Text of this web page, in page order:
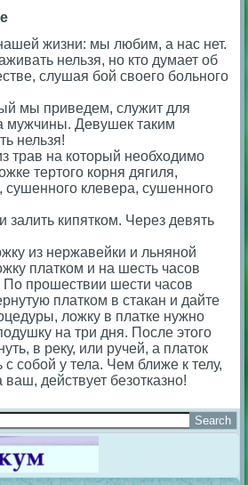
жизни: мы любим, а нас нет.
нельзя, но кто думает об
слушая бой своего больного
мы приведем, служит для
мужчины. Девушек таким
нельзя!
трав на который необходимо
тертого корня дягиля,
клевера, сушенного
кипятком. Через девять
из нержавейки и льняной
платком и на шесть часов
По прошествии шести часов
платком в стакан и дайте
ложку в платке нужно
на три дня. После этого
в реку, или ручей, а платок
с собой у тела. Чем ближе к телу,
действует безотказно!